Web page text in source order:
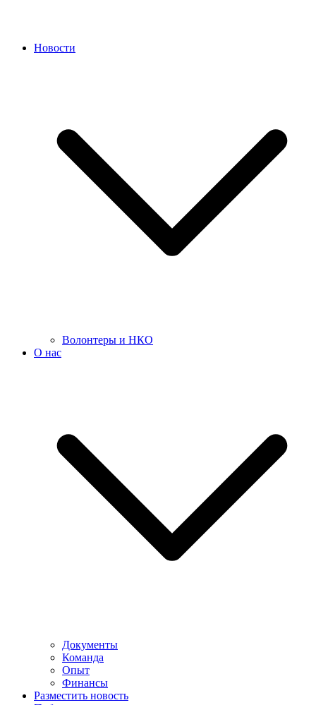
Новости
Волонтеры и НКО
О нас
Документы
Команда
Опыт
Финансы
Разместить новость